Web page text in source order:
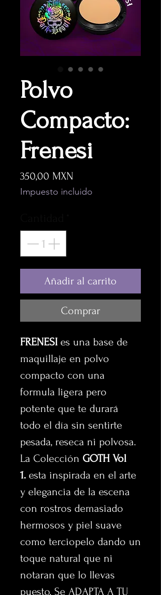
Polvo
Compacto:
Frenesi
350,00 MXN
Impuesto incluido
Añadir al carrito
Comprar
FRENESIes una base de
maquillaje en polvo
compacto con una
formula ligera pero
potente que te durará
todo el día sin sentirte
pesada, reseca ni polvosa.
La Colección GOTH Vol
1. esta inspirada en el arte
y elegancia de la escena
con rostros demasiado
hermosos y piel suave
como terciopelo dando un
toque natural que ni
notaran que lo llevas
puesto. Se ADAPTA A TU